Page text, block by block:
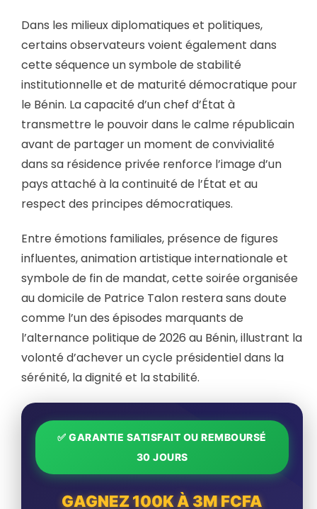
Dans les milieux diplomatiques et politiques,
certains observateurs voient également dans
cette séquence un symbole de stabilité
institutionnelle et de maturité démocratique pour
le Bénin. La capacité d’un chef d’État à
transmettre le pouvoir dans le calme républicain
avant de partager un moment de convivialité
dans sa résidence privée renforce l’image d’un
pays attaché à la continuité de l’État et au
respect des principes démocratiques.
Entre émotions familiales, présence de figures
influentes, animation artistique internationale et
symbole de fin de mandat, cette soirée organisée
au domicile de Patrice Talon restera sans doute
comme l’un des épisodes marquants de
l’alternance politique de 2026 au Bénin, illustrant la
volonté d’achever un cycle présidentiel dans la
sérénité, la dignité et la stabilité.
✅ GARANTIE SATISFAIT OU REMBOURSÉ
30 JOURS
GAGNEZ 100K À 3M FCFA